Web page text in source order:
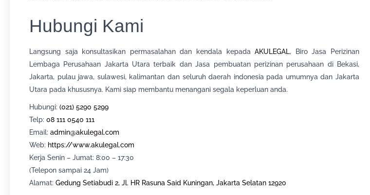
Hubungi Kami
Langsung saja konsultasikan permasalahan dan kendala kepadaAKULEGAL, Biro Jasa Perizinan
Lembaga Perusahaan Jakarta Utara terbaik dan Jasa pembuatan perizinan perusahaan di Bekasi,
Jakarta, pulau jawa, sulawesi, kalimantan dan seluruh daerah indonesia pada umumnya dan Jakarta
Utara pada khususnya. Kami siap membantu menangani segala keperluan anda.
Hubungi: (021) 5290 5299
Telp: 08 111 0540 111
Email: admin@akulegal.com
Web: https://www.akulegal.com
Kerja Senin – Jumat: 8:00 – 17:30
(Telepon sampai 24 Jam)
Alamat: Gedung Setiabudi 2, Jl. HR Rasuna Said Kuningan, Jakarta Selatan 12920